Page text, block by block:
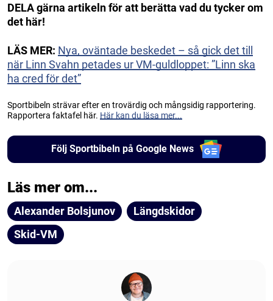
DELA gärna artikeln för att berätta vad du tycker om
det här!
LÄS MER: Nya, oväntade beskedet – så gick det till
när Linn Svahn petades ur VM-guldloppet: ”Linn ska
ha cred för det”
Sportbibeln strävar efter en trovärdig och mångsidig rapportering.
Rapportera faktafel här. Här kan du läsa mer...
Följ Sportbibeln på Google News
Läs mer om...
Alexander Bolsjunov
Längdskidor
Skid-VM